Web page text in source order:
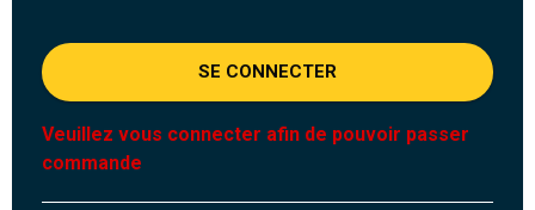
SE CONNECTER
Veuillez vous connecter afin de pouvoir passer
commande